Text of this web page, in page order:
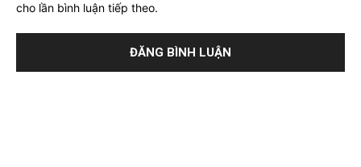
cho lần bình luận tiếp theo.